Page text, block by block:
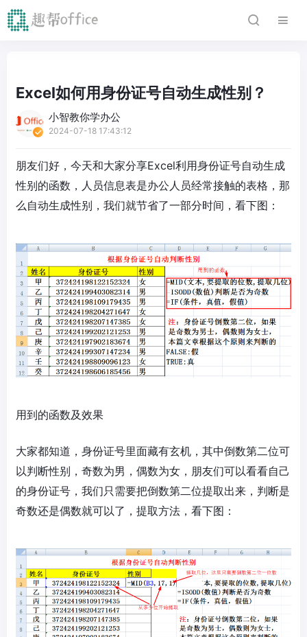
Excel如何用身份证号自动生成性别？
小智教你学办公
2024-07-18 17:43:12
朋友们好，今天和大家分享Excel利用身份证号自动生成
性别的函数，人员信息表是办公人员经常接触的表格，那
么自动生成性别，我们就节省了一部分时间，看下图：
用到的函数及效果
大家都知道，身份证号里面藏有玄机，其中倒数第二位可
以判断性别，奇数为男，偶数为女，朋友们可以看看自己
的身份证号，我们只需要把倒数第二位提取出来，判断是
奇数还是偶数就可以了，提取方法，看下图：